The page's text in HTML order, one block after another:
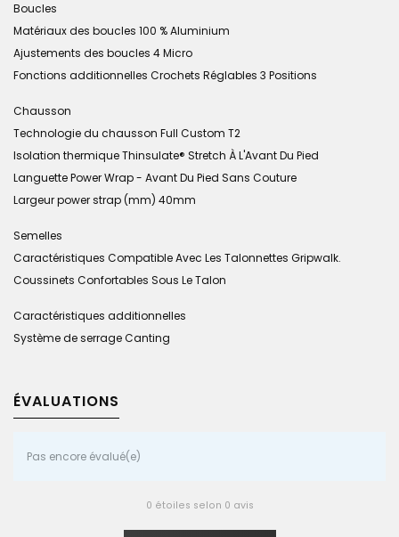
Boucles
Matériaux des boucles 100 % Aluminium
Ajustements des boucles 4 Micro
Fonctions additionnelles Crochets Réglables 3 Positions
Chausson
Technologie du chausson Full Custom T2
Isolation thermique Thinsulate® Stretch À L'Avant Du Pied
Languette Power Wrap - Avant Du Pied Sans Couture
Largeur power strap (mm) 40mm
Semelles
Caractéristiques Compatible Avec Les Talonnettes Gripwalk.
Coussinets Confortables Sous Le Talon
Caractéristiques additionnelles
Système de serrage Canting
ÉVALUATIONS
Pas encore évalué(e)
0 étoiles selon 0 avis